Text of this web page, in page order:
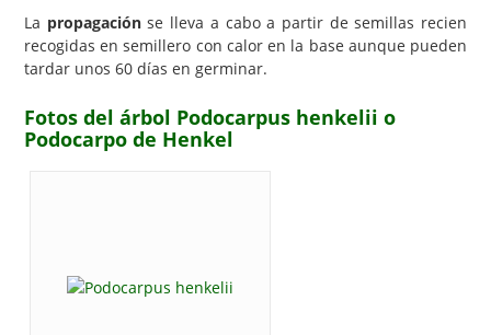
La propagaciónse lleva a cabo a partir de semillas recien
recogidas en semillero con calor en la base aunque pueden
tardar unos 60 días en germinar.
Fotos del árbol Podocarpus henkelii o
Podocarpo de Henkel